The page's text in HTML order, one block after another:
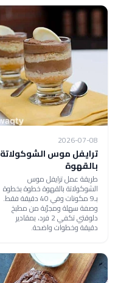
2026-07-08
ترايفل موس الشوكولاتة
بالقهوة
طريقة عمل ترايفل موس
الشوكولاتة بالقهوة خطوة بخطوة
بـ9 مكونات وفي 40 دقيقة فقط.
وصفة سهلة ومجرّبة من مطبخ
دلوقتي تكفي 2 فرد، بمقادير
دقيقة وخطوات واضحة.